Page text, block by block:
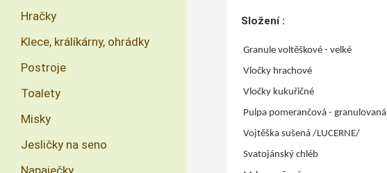
Složení :
Granule voltěškové - velké
Vločky hrachové
Vločky kukuřičné
Pulpa pomerančová - granulovaná
Vojtěška sušená /LUCERNE/
Svatojánský chléb
Hračky
Klece, králíkárny, ohrádky
Postroje
Toalety
Misky
Jesličky na seno
Napaječky